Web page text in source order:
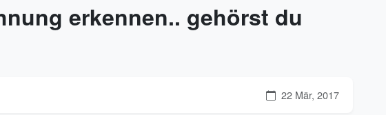
erkennen.. gehörst du
22 Mär, 2017